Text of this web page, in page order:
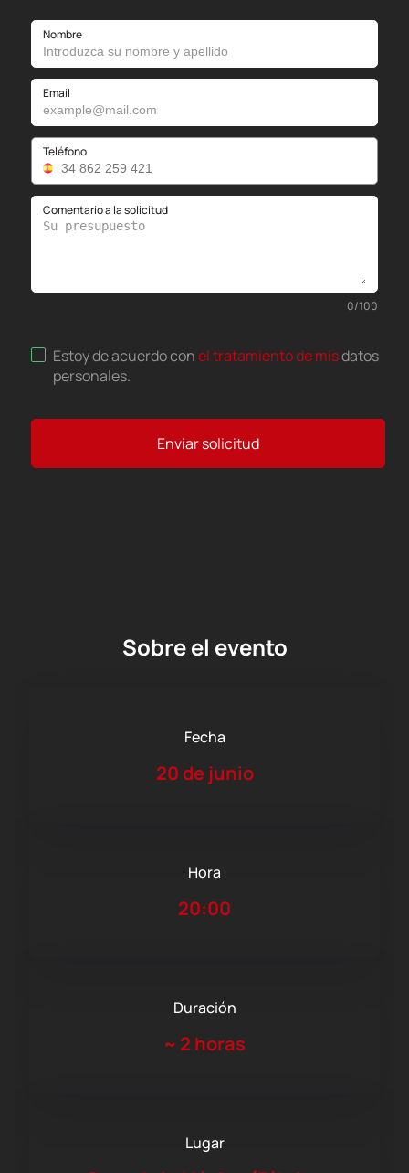
Nombre
Email
Teléfono
Comentario a la solicitud
0/100
Estoy de acuerdo conel tratamiento de misdatos
personales.
Enviar solicitud
Sobre el evento
Fecha
20 de junio
Hora
20:00
Duración
~ 2 horas
Lugar